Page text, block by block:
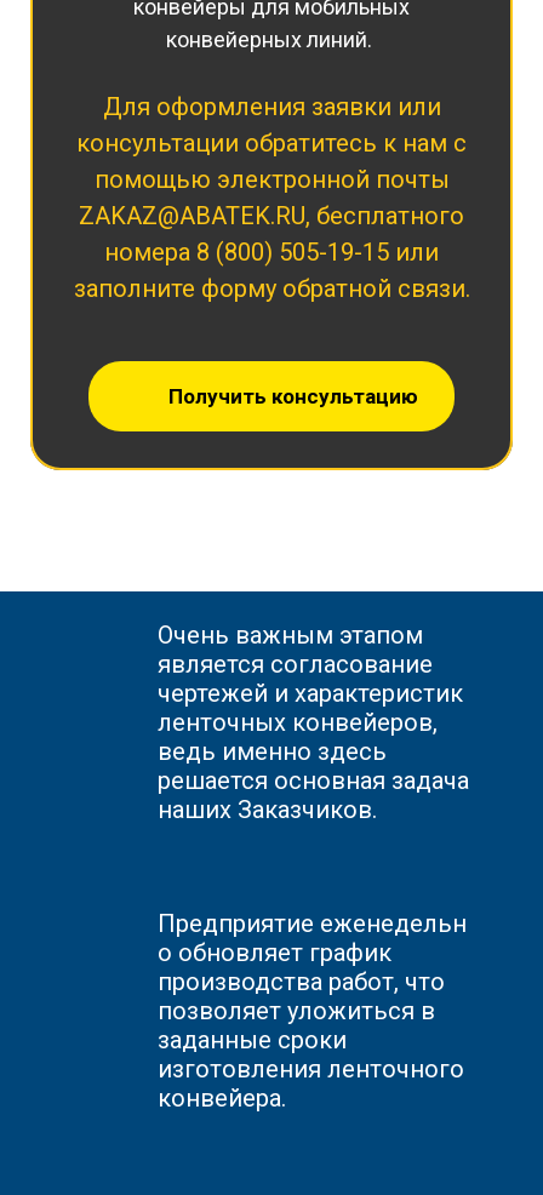
конвейеры для мобильных
конвейерных линий.
Для оформления заявки или
консультации обратитесь к нам с
помощью электронной почты
ZAKAZ@ABATEK.RU, бесплатного
номера 8 (800) 505-19-15 или
заполните форму обратной связи.
Получить консультацию
Очень важным этапом
является согласование
чертежей и характеристик
ленточных конвейеров,
ведь именно здесь
решается основная задача
наших Заказчиков.
Предприятие еженедельн
о обновляет график
производства работ, что
позволяет уложиться в
заданные сроки
изготовления ленточного
конвейера.